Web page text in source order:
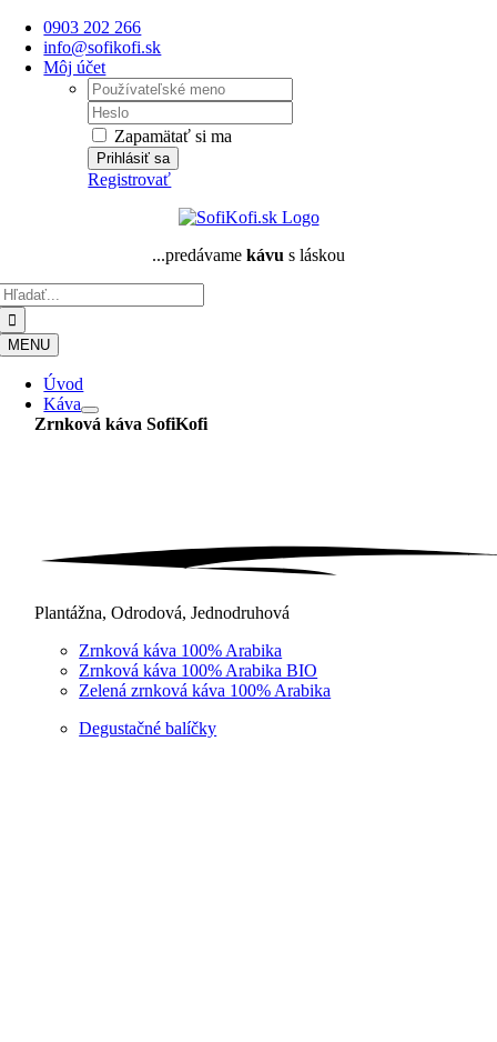
Skip
content
0903 202 266
info@sofikofi.sk
Môj účet
Username:
Password:
Zapamätať si ma
Registrovať
...predávame kávu s láskou
MENU
Úvod
Káva
Zrnková káva SofiKofi
Plantážna, Odrodová, Jednodruhová
Zrnková káva 100% Arabika
Zrnková káva 100% Arabika BIO
Zelená zrnková káva 100% Arabika
Degustačné balíčky